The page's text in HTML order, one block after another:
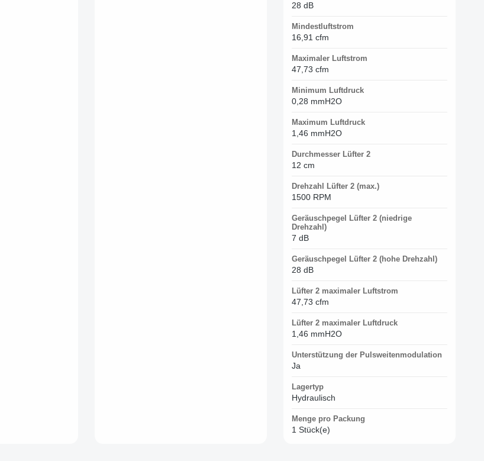
28 dB
Mindestluftstrom
16,91 cfm
Maximaler Luftstrom
47,73 cfm
Minimum Luftdruck
0,28 mmH2O
Maximum Luftdruck
1,46 mmH2O
Durchmesser Lüfter 2
12 cm
Drehzahl Lüfter 2 (max.)
1500 RPM
Geräuschpegel Lüfter 2 (niedrige
Drehzahl)
7 dB
Geräuschpegel Lüfter 2 (hohe Drehzahl)
28 dB
Lüfter 2 maximaler Luftstrom
47,73 cfm
Lüfter 2 maximaler Luftdruck
1,46 mmH2O
Unterstützung der Pulsweitenmodulation
Ja
Lagertyp
Hydraulisch
Menge pro Packung
1 Stück(e)